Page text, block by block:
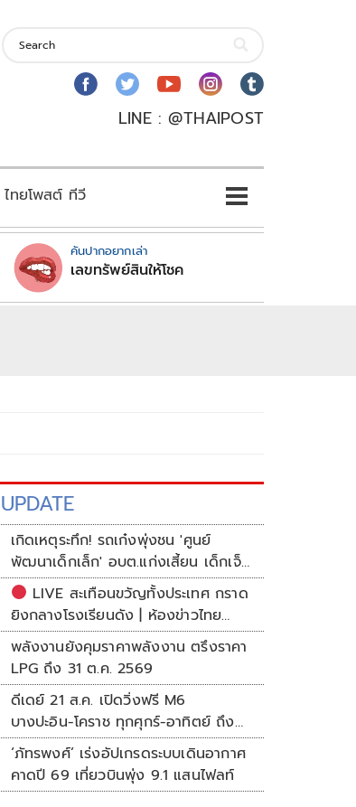
LINE : @THAIPOST
ไทยโพสต์ ทีวี
คันปากอยากเล่า
เลขทรัพย์สินให้โชค
เกิดเหตุระทึก! รถเก๋งพุ่งชน 'ศูนย์
พัฒนาเด็กเล็ก' อบต.แก่งเสี้ยน เด็กเจ็บ
กว่า 10 ราย
LIVE สะเทือนขวัญทั้งประเทศ กราด
ยิงกลางโรงเรียนดัง | ห้องข่าวไทย
โพสต์
พลังงานยังคุมราคาพลังงาน ตรึงราคา
LPG ถึง 31 ต.ค. 2569
ดีเดย์ 21 ส.ค. เปิดวิ่งฟรี M6
บางปะอิน-โคราช ทุกศุกร์-อาทิตย์ ถึง
สิ้นปี 69
‘ภัทรพงศ์’ เร่งอัปเกรดระบบเดินอากาศ
คาดปี 69 เที่ยวบินพุ่ง 9.1 แสนไฟลท์